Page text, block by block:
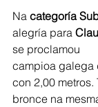
Na categoría
alegría para
se proclamou
campioa galega
con 2,00 metros.
bronce na